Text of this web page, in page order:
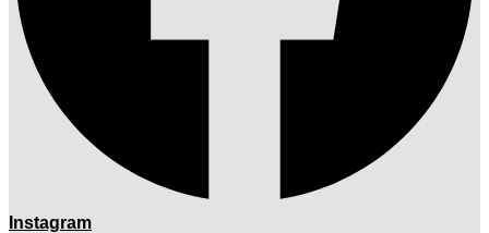
Instagram